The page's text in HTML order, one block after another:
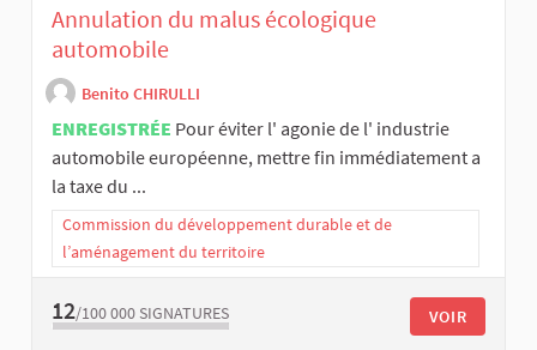
Annulation du malus écologique
automobile
Benito CHIRULLI
ENREGISTRÉE Pour éviter l' agonie de l' industrie
automobile européenne, mettre fin immédiatement a
la taxe du ...
Commission du développement durable et de
l’aménagement du territoire
12/100 000 SIGNATURES VOIR